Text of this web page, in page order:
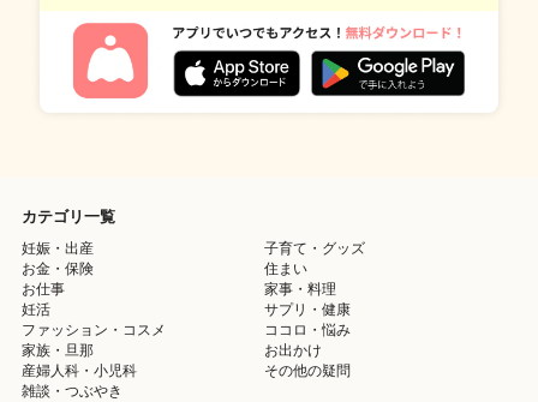
カテゴリ一覧
妊娠・出産
子育て・グッズ
お金・保険
住まい
お仕事
家事・料理
妊活
サプリ・健康
ファッション・コスメ
ココロ・悩み
家族・旦那
お出かけ
産婦人科・小児科
その他の疑問
雑談・つぶやき